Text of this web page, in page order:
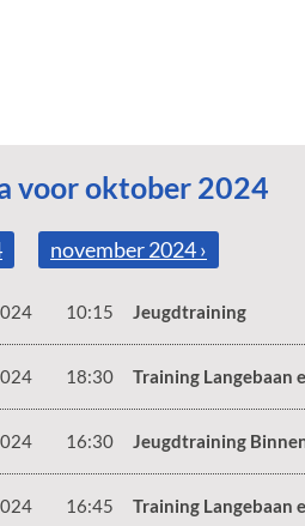
voor oktober 2024
november 2024 ›
10:15 Jeugdtraining
18:30 Training Langebaan
16:30 Jeugdtraining
16:45 Training Langebaan